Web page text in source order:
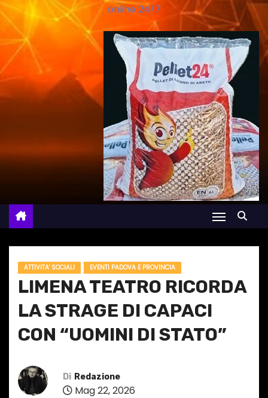
online 24/7
ATTIVITA' SOCIALI EVENTI PADOVA E PROVINCIA
LIMENA TEATRO RICORDA
LA STRAGE DI CAPACI
CON “UOMINI DI STATO”
Di Redazione
Mag 22, 2026